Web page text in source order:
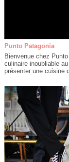
Punto Patagonia
Bienvenue chez
culinaire inoubliable
présenter une cuisine